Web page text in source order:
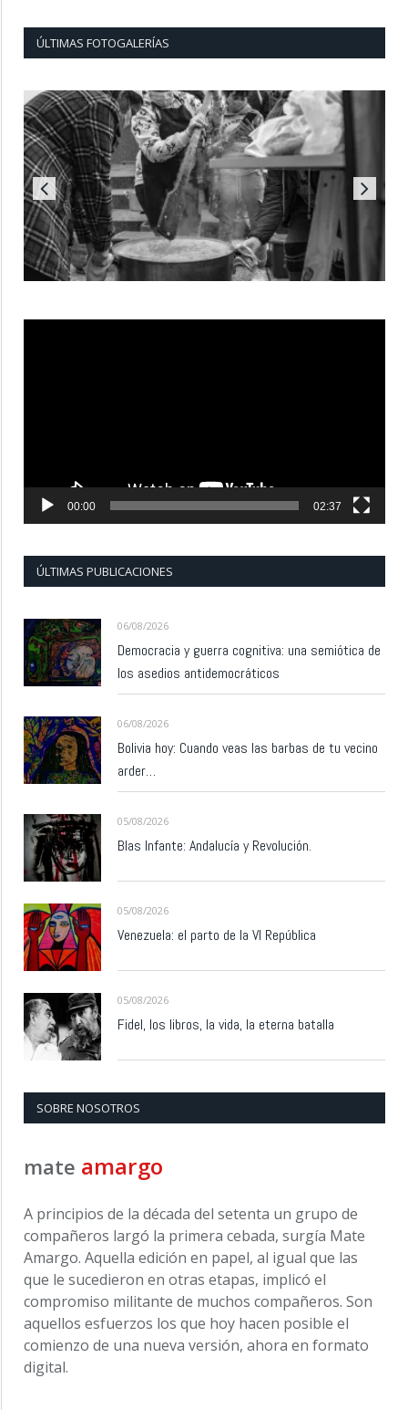
ÚLTIMAS FOTOGALERÍAS
00:00 02:37
ÚLTIMAS PUBLICACIONES
06/08/2026
Democracia y guerra cognitiva: una semiótica de
los asedios antidemocráticos
06/08/2026
Bolivia hoy: Cuando veas las barbas de tu vecino
arder…
05/08/2026
Blas Infante: Andalucía y Revolución.
05/08/2026
Venezuela: el parto de la VI República
05/08/2026
Fidel, los libros, la vida, la eterna batalla
SOBRE NOSOTROS
mate amargo
A principios de la década del setenta un grupo de
compañeros largó la primera cebada, surgía Mate
Amargo. Aquella edición en papel, al igual que las
que le sucedieron en otras etapas, implicó el
compromiso militante de muchos compañeros. Son
aquellos esfuerzos los que hoy hacen posible el
comienzo de una nueva versión, ahora en formato
digital.